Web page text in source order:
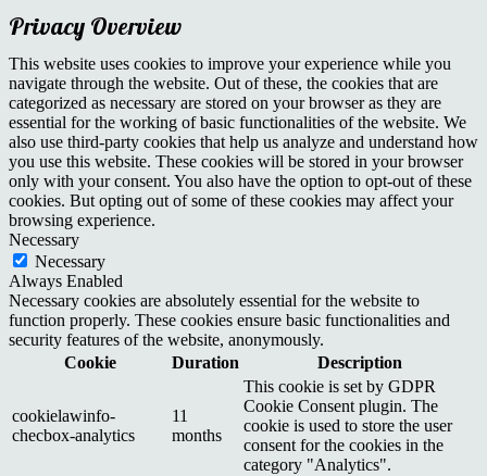
Privacy Overview
This website uses cookies to improve your experience while you
navigate through the website. Out of these, the cookies that are
categorized as necessary are stored on your browser as they are
essential for the working of basic functionalities of the website. We
also use third-party cookies that help us analyze and understand how
you use this website. These cookies will be stored in your browser
only with your consent. You also have the option to opt-out of these
cookies. But opting out of some of these cookies may affect your
browsing experience.
Necessary
Necessary
Always Enabled
Necessary cookies are absolutely essential for the website to
function properly. These cookies ensure basic functionalities and
security features of the website, anonymously.
Cookie
Duration Description
cookielawinfo-
checbox-analytics
11
months
This cookie is set by GDPR
Cookie Consent plugin. The
cookie is used to store the user
consent for the cookies in the
category "Analytics".